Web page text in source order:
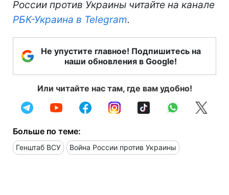
России против Украины читайте на канале
РБК-Украина в Telegram.
Не упустите главное! Подпишитесь на
наши обновления в Google!
Или читайте нас там, где вам удобно!
Больше по теме:
Генштаб ВСУ Война России против Украины